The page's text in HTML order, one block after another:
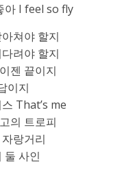
아 I feel so fly
쳐야 할지
려야 할지
젠 끝이지
이지
That’s me
의 트로피
랑거리
둘 사인